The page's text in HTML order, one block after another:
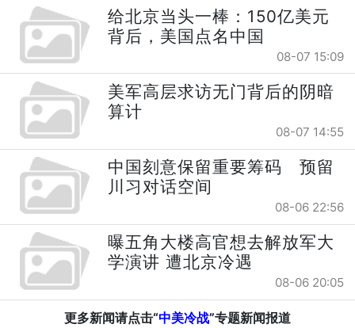
给北京当头一棒：150亿美元
背后，美国点名中国
08-07 15:09
美军高层求访无门背后的阴暗
算计
08-07 14:55
中国刻意保留重要筹码 预留
川习对话空间
08-06 22:56
曝五角大楼高官想去解放军大
学演讲 遭北京冷遇
08-06 20:05
更多新闻请点击“中美冷战”专题新闻报道